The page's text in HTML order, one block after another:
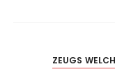
ZEUGS